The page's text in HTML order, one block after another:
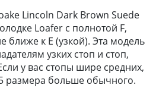
Lincoln Dark Brown Suede
Loafer с полнотой F,
ближе к Е (узкой). Эта модель
узких стоп и стоп,
у вас стопы шире средних,
размера больше обычного.